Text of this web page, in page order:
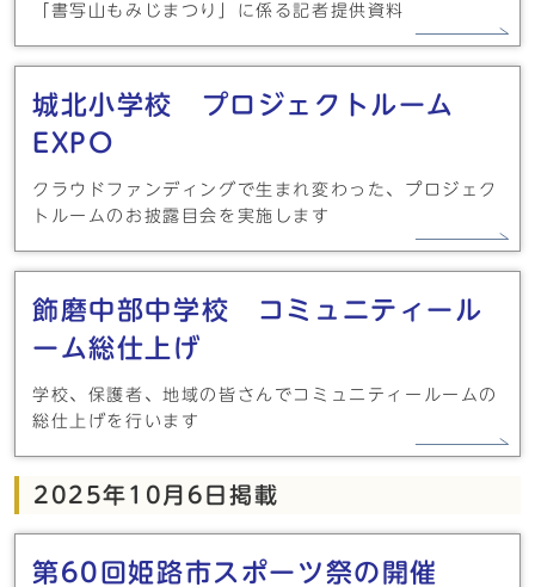
「書写山もみじまつり」に係る記者提供資料
城北小学校 プロジェクトルーム
EXPO
クラウドファンディングで生まれ変わった、プロジェク
トルームのお披露目会を実施します
飾磨中部中学校 コミュニティール
ーム総仕上げ
学校、保護者、地域の皆さんでコミュニティールームの
総仕上げを行います
2025年10月6日掲載
第60回姫路市スポーツ祭の開催